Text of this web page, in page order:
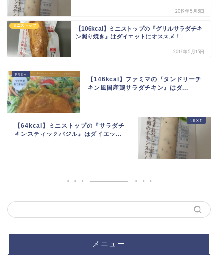
2019年5月3日
ミニストップ
【106kcal】ミニストップの『グリルサラダチキ
ン照り焼き』はダイエットにオススメ！
2019年5月13日
【146kcal】ファミマの『タンドリーチ
キン風国産鶏サラダチキン』はダ...
【64kcal】ミニストップの『サラダチ
キンスティックバジル』はダイエッ...
メニュー